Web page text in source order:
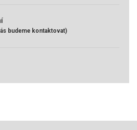
budeme kontaktovat)